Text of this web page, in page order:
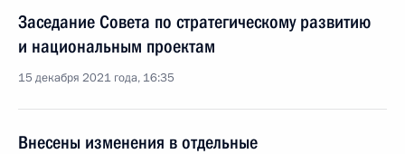
Заседание Совета по стратегическому развитию
и национальным проектам
15 декабря 2021 года, 16:35
Внесены изменения в отдельные